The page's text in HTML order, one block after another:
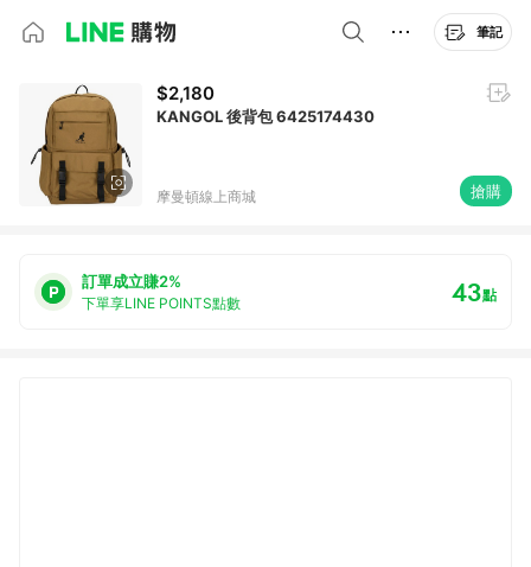
筆記
$2,180
KANGOL 後背包 6425174430
摩曼頓線上商城 搶購
訂單成立賺2%
下單享LINE POINTS點數 43點